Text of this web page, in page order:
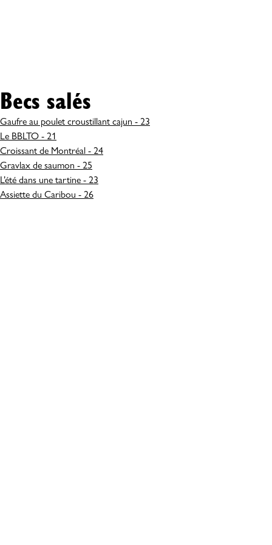
Becs salés
Gaufre au poulet croustillant cajun - 23
Le BBLTO - 21
Croissant de Montréal - 24
Gravlax de saumon - 25
L’été dans une tartine - 23
Assiette du Caribou - 26